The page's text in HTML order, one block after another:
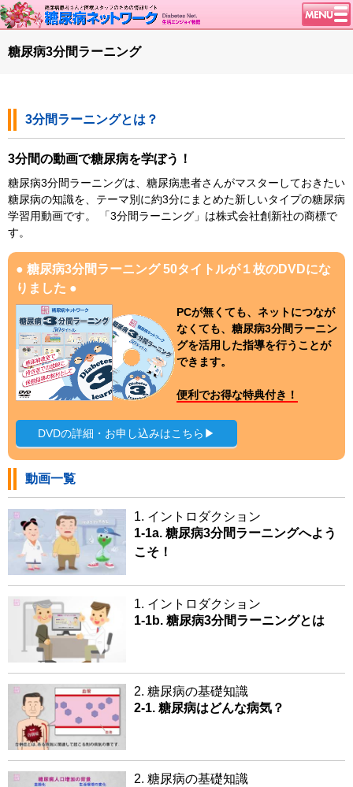
トップページ
談話室BBS
特集・連載 一覧へ
腎臓の健康道
インスリンポンプ
血糖トレンド
グリコアルブミン
1型ライフ
糖尿病3分間ラーニング
3分間ラーニングとは？
3分間の動画で糖尿病を学ぼう！
糖尿病3分間ラーニングは、糖尿病患者さんがマスターしておきたい
糖尿病の知識を、テーマ別に約3分にまとめた新しいタイプの糖尿病
学習用動画です。
「3分間ラーニング」は株式会社創新社の商標で
す。
● 糖尿病3分間ラーニング 50タイトルが１枚のDVDにな
りました ●
PCが無くても、ネットにつなが
なくても、糖尿病3分間ラーニン
グを活用した指導を行うことが
できます。
便利でお得な特典付き！
DVDの詳細・お申し込みはこちら▶
動画一覧
1. イントロダクション
1-1a. 糖尿病3分間ラーニングへよう
こそ！
1. イントロダクション
1-1b. 糖尿病3分間ラーニングとは
2. 糖尿病の基礎知識
2-1. 糖尿病はどんな病気？
2. 糖尿病の基礎知識